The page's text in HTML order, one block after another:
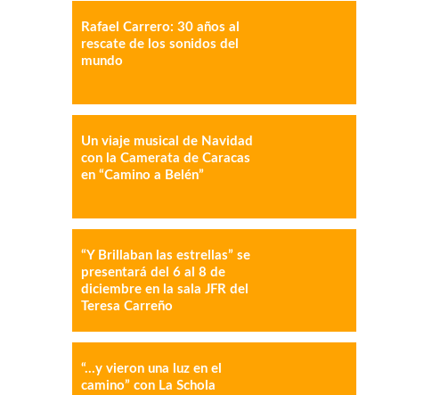
Rafael Carrero: 30 años al
rescate de los sonidos del
mundo
Un viaje musical de Navidad
con la Camerata de Caracas
en “Camino a Belén”
“Y Brillaban las estrellas” se
presentará del 6 al 8 de
diciembre en la sala JFR del
Teresa Carreño
“…y vieron una luz en el
camino” con La Schola